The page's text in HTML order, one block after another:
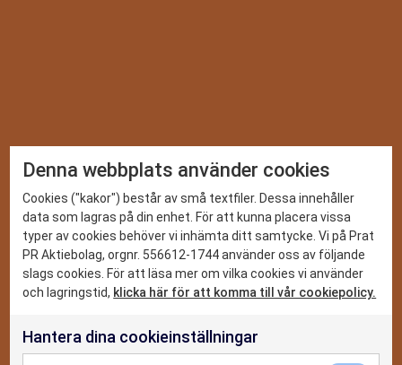
DET HÄR KAN VI
CASE
NYHETER
OM OSS
TA DEL AV VÅRA SENASTE
Vi ger dig de senaste nyheterna och trenderna inom PR,
sociala medier och digitalt. Prenumerera på vårt nyhetsbrev
så missar du inget.
Denna webbplats använder cookies
Cookies ("kakor") består av små textfiler. Dessa innehåller
data som lagras på din enhet. För att kunna placera vissa
typer av cookies behöver vi inhämta ditt samtycke. Vi på Prat
PR Aktiebolag, orgnr. 556612-1744 använder oss av följande
slags cookies. För att läsa mer om vilka cookies vi använder
och lagringstid, klicka här för att komma till vår cookiepolicy.
Hantera dina cookieinställningar